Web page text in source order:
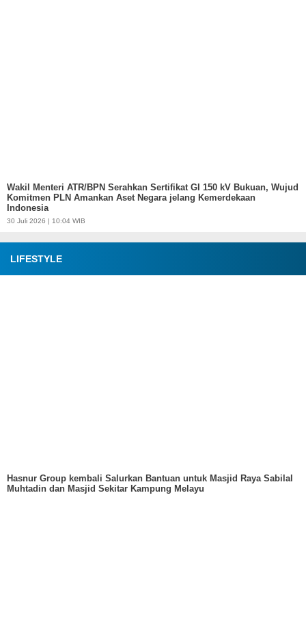
Wakil Menteri ATR/BPN Serahkan Sertifikat GI 150 kV Bukuan, Wujud
Komitmen PLN Amankan Aset Negara jelang Kemerdekaan
Indonesia
30 Juli 2026 | 10:04 WIB
LIFESTYLE
Hasnur Group kembali Salurkan Bantuan untuk Masjid Raya Sabilal
Muhtadin dan Masjid Sekitar Kampung Melayu